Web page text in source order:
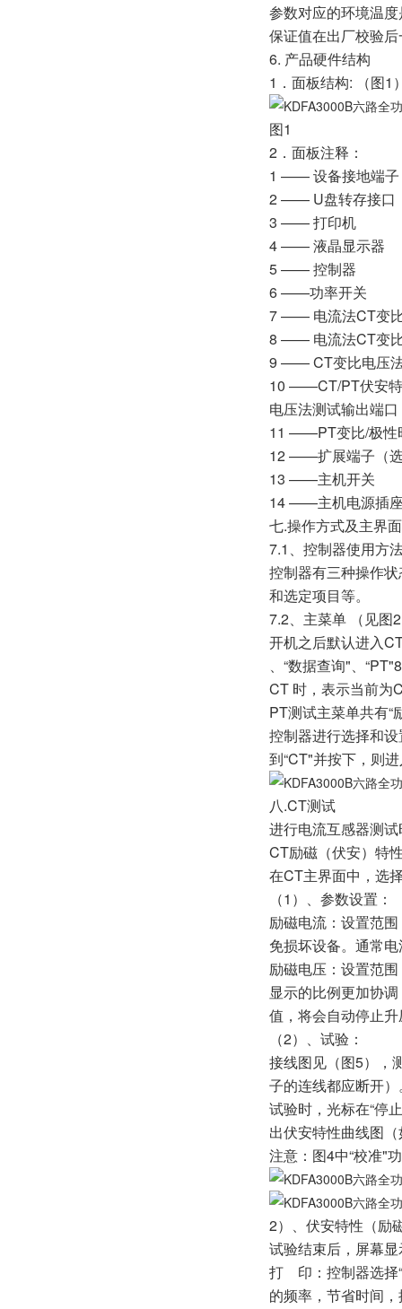
参数对应的环境温
保证值在出厂校验
6. 产品硬件结构
1．面板结构: （图1
图1
2．面板注释：
1 —— 设备接地端子
2 —— U盘转存接口
3 —— 打印机
4 —— 液晶显示器
5 —— 控制器
6 ——功率开关
7 —— 电流法CT变
8 —— 电流法CT变
9 —— CT变比电压
10 ——CT/PT伏安特
电压法测试输出端
11 ——PT变比/极性
12 ——扩展端子（
13 ——主机开关
14 ——主机电源插
七.操作方式及主界
7.1、控制器使用方
控制器有三种操作
和选定项目等。
7.2、主菜单 （见图
开机之后默认进入
、“数据查询"、
CT 时，表示当前为
PT测试主菜单共有“
控制器进行选择和
到“CT"并按下，则
八.CT测试
进行电流互感器测
CT励磁（伏安）特
在CT主界面中，选
（1）、参数设置：
励磁电流：设置范
免损坏设备。通常
励磁电压：设置范
显示的比例更加协
值，将会自动停止
（2）、试验：
接线图见（图5），
子的连线都应断开
试验时，光标在“停
出伏安特性曲线图
注意：图4中“校准"
2）、伏安特性（励
试验结束后，屏幕
打 印：控制器选择
的频率，节省时间